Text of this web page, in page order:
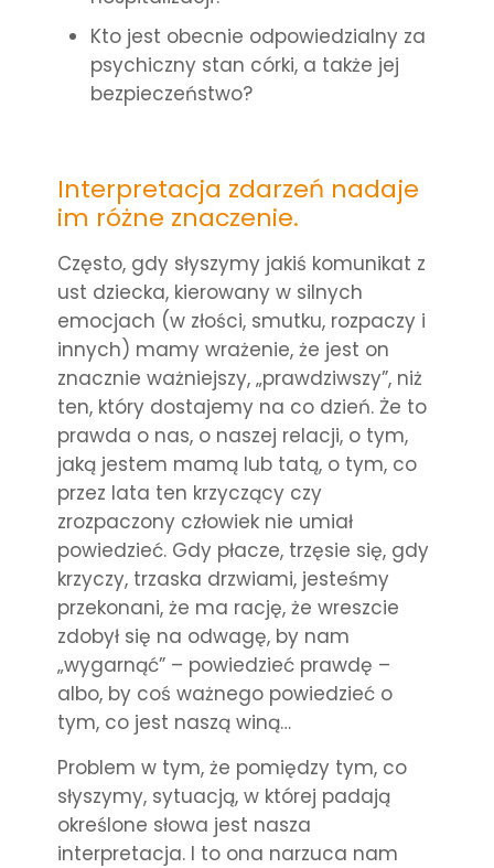
Kto jest obecnie odpowiedzialny za
psychiczny stan córki, a także jej
bezpieczeństwo?
Interpretacja zdarzeń nadaje
im różne znaczenie.
Często, gdy słyszymy jakiś komunikat z
ust dziecka, kierowany w silnych
emocjach (w złości, smutku, rozpaczy i
innych) mamy wrażenie, że jest on
znacznie ważniejszy, „prawdziwszy”, niż
ten, który dostajemy na co dzień. Że to
prawda o nas, o naszej relacji, o tym,
jaką jestem mamą lub tatą, o tym, co
przez lata ten krzyczący czy
zrozpaczony człowiek nie umiał
powiedzieć. Gdy płacze, trzęsie się, gdy
krzyczy, trzaska drzwiami, jesteśmy
przekonani, że ma rację, że wreszcie
zdobył się na odwagę, by nam
„wygarnąć” – powiedzieć prawdę –
albo, by coś ważnego powiedzieć o
tym, co jest naszą winą…
Problem w tym, że pomiędzy tym, co
słyszymy, sytuacją, w której padają
określone słowa jest nasza
interpretacja. I to ona narzuca nam